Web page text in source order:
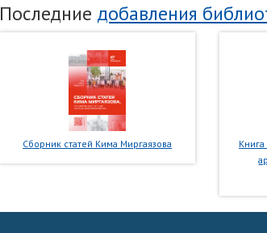
Последние добавления
Сборник статей Кима Миргаязова